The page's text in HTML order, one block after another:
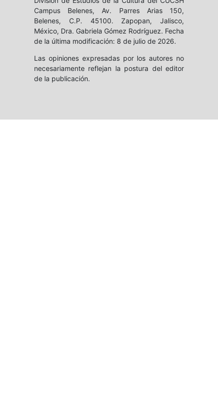
Campus Belenes, Av. Parres Arias 150,
Belenes, C.P. 45100. Zapopan, Jalisco,
México, Dra. Gabriela Gómez Rodríguez. Fecha
de la última modificación: 8 de julio de 2026.
Las opiniones expresadas por los autores no
necesariamente reflejan la postura del editor
de la publicación.